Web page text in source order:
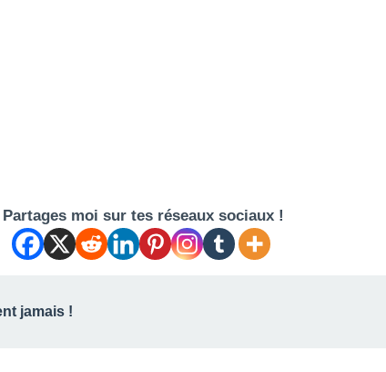
Partages moi sur tes réseaux sociaux !
jamais !